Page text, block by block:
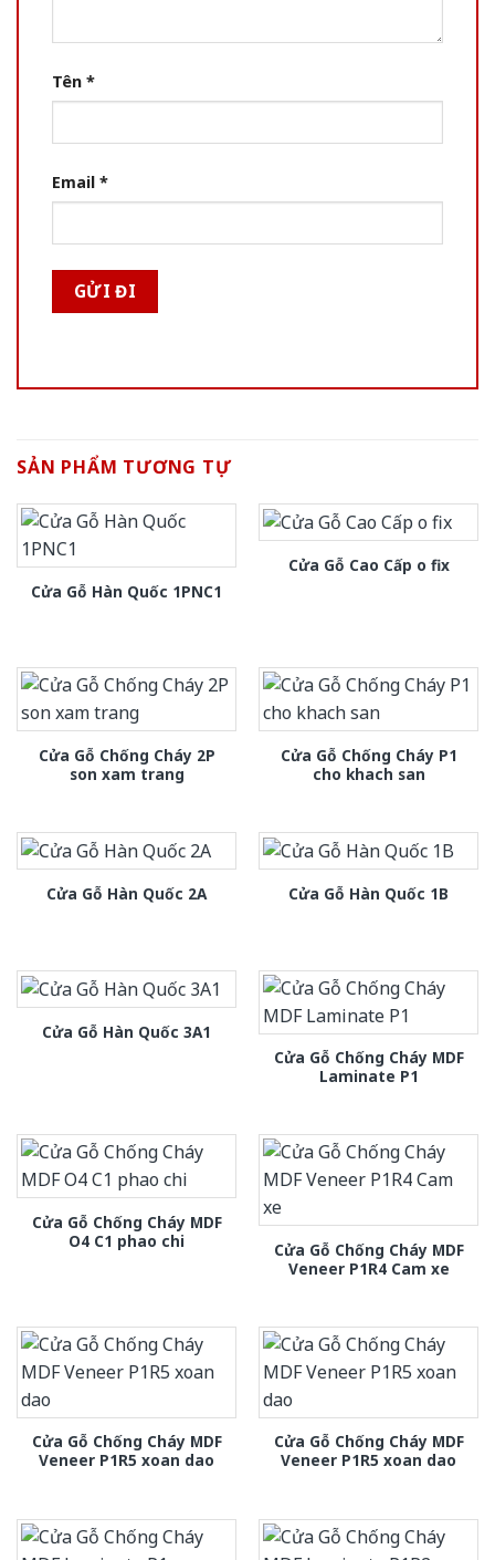
Tên *
Email *
SẢN PHẨM TƯƠNG TỰ
Cửa Gỗ Hàn Quốc 1PNC1
Cửa Gỗ Cao Cấp o fix
Cửa Gỗ Chống Cháy 2P
son xam trang
Cửa Gỗ Chống Cháy P1
cho khach san
Cửa Gỗ Hàn Quốc 2A Cửa Gỗ Hàn Quốc 1B
Cửa Gỗ Hàn Quốc 3A1
Cửa Gỗ Chống Cháy MDF
Laminate P1
Cửa Gỗ Chống Cháy MDF
O4 C1 phao chi
Cửa Gỗ Chống Cháy MDF
Veneer P1R4 Cam xe
Cửa Gỗ Chống Cháy MDF
Veneer P1R5 xoan dao
Cửa Gỗ Chống Cháy MDF
Veneer P1R5 xoan dao